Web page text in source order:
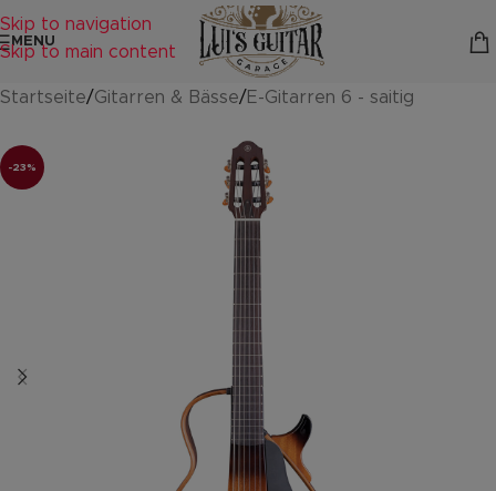
Skip to navigation
Skip to main content
MENU
Startseite/Gitarren & Bässe/E-Gitarren 6 - saitig
-23%